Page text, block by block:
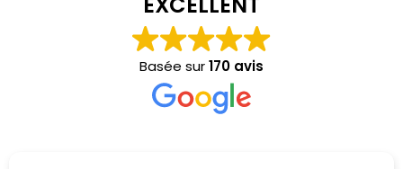
Basée sur170 avis